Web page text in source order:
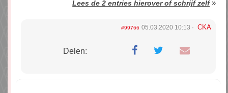
Lees de 2 entries hierover of schrijf zelf»
#99766 05.03.2020 10:13 CKA
Delen: